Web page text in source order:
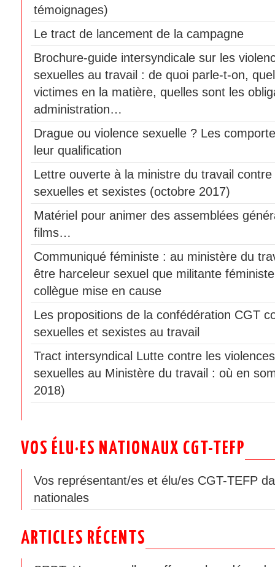
témoignages)
Le tract de lancement de la campagne
Brochure-guide intersyndicale sur les
sexuelles au travail : de quoi parle-t-on,
victimes en la matière, quelles sont les
administration…
Drague ou violence sexuelle ? Les
leur qualification
Lettre ouverte à la ministre du travail contre
sexuelles et sexistes (octobre 2017)
Matériel pour animer des assemblées
films…
Communiqué féministe : au ministère du
être harceleur sexuel que militante
collègue mise en cause
Les propositions de la confédération CGT
sexuelles et sexistes au travail
Tract intersyndical Lutte contre les
sexuelles au Ministère du travail : où en
2018)
VOS ÉLU·ES NATIONAUX CGT-TEFP
Vos représentant/es et élu/es CGT-TEFP
nationales
ARTICLES RÉCENTS